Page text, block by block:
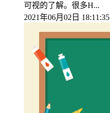
可视的了解。很多H...
2021年06月02日 18:11:35